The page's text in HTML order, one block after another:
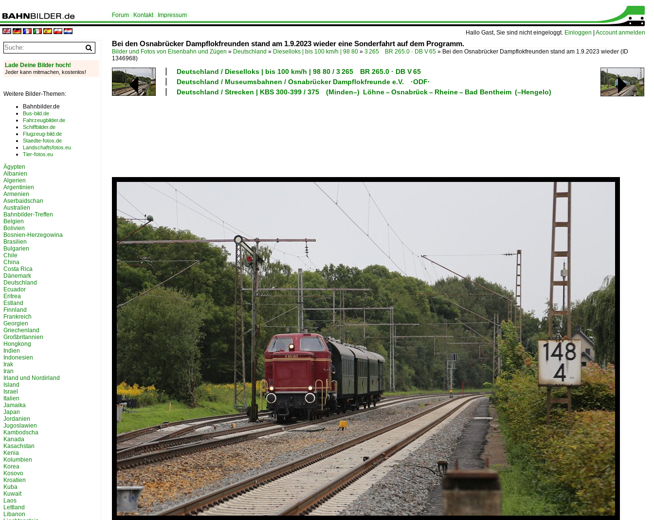
Hallo Gast, Sie sind nicht eingeloggt. Einloggen Account anmelden
Forum Kontakt Impressum
Bei den Osnabrücker Dampflokfreunden stand am 1.9.2023 wieder eine Sonderfahrt auf dem Programm.
Bilder und Fotos von Eisenbahn und Zügen » Deutschland » Dieselloks | bis 100 km/h | 98 80 » 3 265 BR 265.0 · DB V 65 » Bei den Osnabrücker Dampflokfreunden stand am 1.9.2023 wieder (ID
1346968)
Deutschland / Dieselloks | bis 100 km/h | 98 80 / 3 265 BR 265.0 · DB V 65
Deutschland / Museumsbahnen / Osnabrücker Dampflokfreunde e.V. ·ODF·
Deutschland / Strecken | KBS 300-399 / 375 (Minden–) Löhne – Osnabrück – Rheine – Bad Bentheim (–Hengelo)
Lade Deine Bilder hoch!
Jeder kann mitmachen, kostenlos!
Weitere Bilder-Themen:
Bahnbilder.de
Bus-bild.de
Fahrzeugbilder.de
Schiffbilder.de
Flugzeug-bild.de
Staedte-fotos.de
Landschaftsfotos.eu
Tier-fotos.eu
Ägypten
Albanien
Algerien
Argentinien
Armenien
Aserbaidschan
Australien
Bahnbilder-Treffen
Belgien
Bolivien
Bosnien-Herzegowina
Brasilien
Bulgarien
Chile
China
Costa Rica
Dänemark
Deutschland
Ecuador
Eritrea
Estland
Finnland
Frankreich
Georgien
Griechenland
Großbritannien
Hongkong
Indien
Indonesien
Irak
Iran
Irland und Nordirland
Island
Israel
Italien
Jamaika
Japan
Jordanien
Jugoslawien
Kambodscha
Kanada
Kasachstan
Kenia
Kolumbien
Korea
Kosovo
Kroatien
Kuba
Kuwait
Laos
Lettland
Libanon